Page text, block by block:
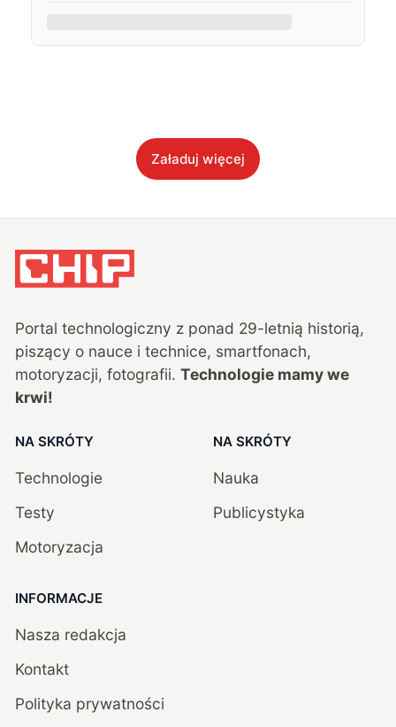
Załaduj więcej
Portal technologiczny z ponad 29-letnią historią,
piszący o nauce i technice, smartfonach,
motoryzacji, fotografii. Technologie mamy we
krwi!
NA SKRÓTY
Technologie
Testy
Motoryzacja
NA SKRÓTY
Nauka
Publicystyka
INFORMACJE
Nasza redakcja
Kontakt
Polityka prywatności